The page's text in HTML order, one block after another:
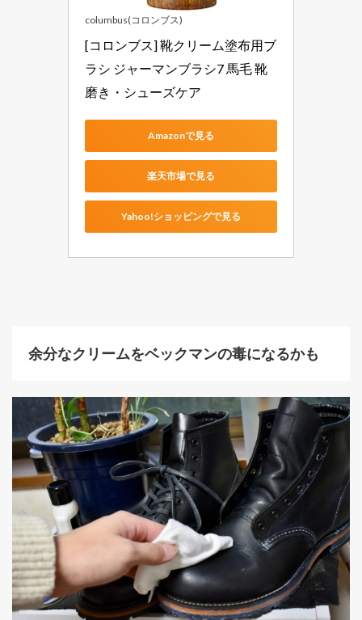
columbus(コロンブス)
[コロンブス] 靴クリーム塗布用ブ
ラシ ジャーマンブラシ7 馬毛 靴
磨き・シューズケア
Amazonで見る
楽天市場で見る
Yahoo!ショッピングで見る
余分なクリームをベックマンの毒になるかも